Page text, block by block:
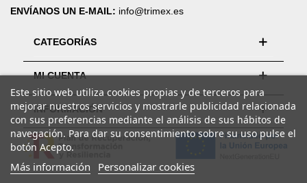
Este sitio web utiliza cookies propias y de terceros para
mejorar nuestros servicios y mostrarle publicidad relacionada
con sus preferencias mediante el análisis de sus hábitos de
navegación. Para dar su consentimiento sobre su uso pulse el
botón Acepto.
Más información Personalizar cookies
ENVÍANOS UN E-MAIL: info@trimex.es
CATEGORÍAS
MI CUENTA
INFORMACIÓN